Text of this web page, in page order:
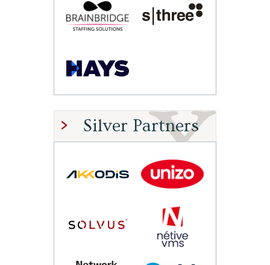
Silver Partners